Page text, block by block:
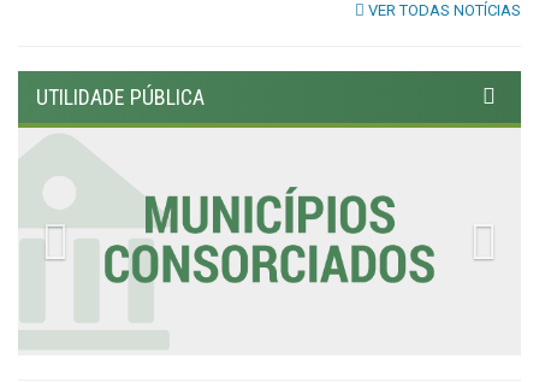
VER TODAS NOTÍCIAS
UTILIDADE PÚBLICA
Previous